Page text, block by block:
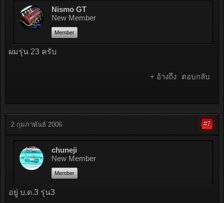
Nismo GT
New Member
Member
ผมรุ่น 23 ครับ
+ อ้างถึง ตอบกลับ
2 กุมภาพันธ์ 2006 #7
chuneji
New Member
Member
อยู่ บ.ด.3 รุ่น3